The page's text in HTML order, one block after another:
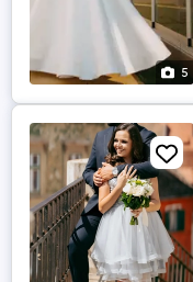
5